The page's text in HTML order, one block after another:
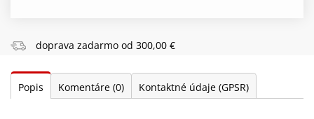
doprava zadarmo od 300,00 €
Popis Komentáre (0) Kontaktné údaje (GPSR)